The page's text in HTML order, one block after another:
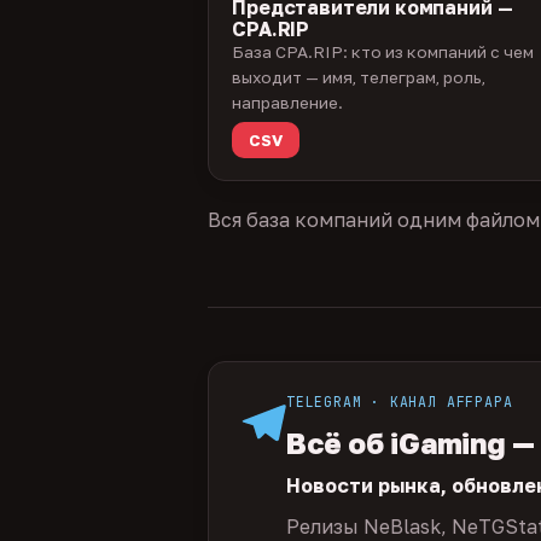
Представители компаний —
CPA.RIP
База CPA.RIP: кто из компаний с чем
выходит — имя, телеграм, роль,
направление.
CSV
Вся база компаний одним
TELEGRAM · КАНАЛ AFFPAPA
Всё об iGaming
Новости рынка,
Релизы NeBlask,